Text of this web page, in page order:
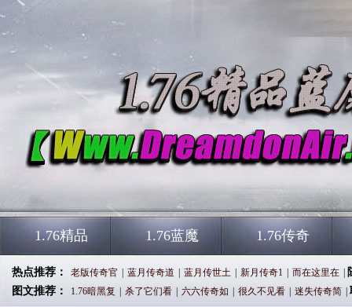
1.76精品 1.76蓝魔 1.76传奇
热点推荐： 老版传奇官 蓝月传奇道 蓝月传世土 新月传奇1 而在这里在
图文推荐：
1.76暗黑复 杀了它们看 六六传奇如 很久不见看 迷失传奇简